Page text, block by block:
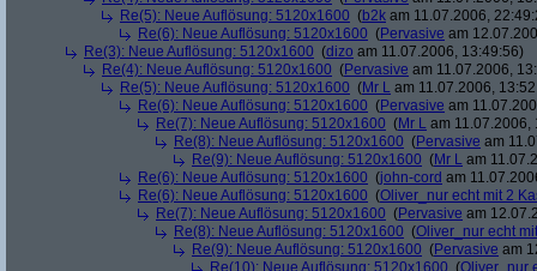
Re(5): Neue Auflösung: 5120x1600 (b2k am 11.07.2006,
Re(6): Neue Auflösung: 5120x1600 (Pervasive am
Re(3): Neue Auflösung: 5120x1600 (dizo am 11.07.2006, 13:49:56)
Re(4): Neue Auflösung: 5120x1600 (Pervasive am 11.07.2006,
Re(5): Neue Auflösung: 5120x1600 (Mr L am 11.07.2006,
Re(6): Neue Auflösung: 5120x1600 (Pervasive am
Re(7): Neue Auflösung: 5120x1600 (Mr L am 11.07.2006,
Re(8): Neue Auflösung: 5120x1600 (Pervasive am
Re(9): Neue Auflösung: 5120x1600 (Mr L am
Re(6): Neue Auflösung: 5120x1600 (john-cord am
Re(6): Neue Auflösung: 5120x1600 (Oliver_nur echt mit 2
Re(7): Neue Auflösung: 5120x1600 (Pervasive am
Re(8): Neue Auflösung: 5120x1600 (Oliver_nur echt
Re(9): Neue Auflösung: 5120x1600 (Pervasive am
Re(10): Neue Auflösung: 5120x1600 (Oliver_nur